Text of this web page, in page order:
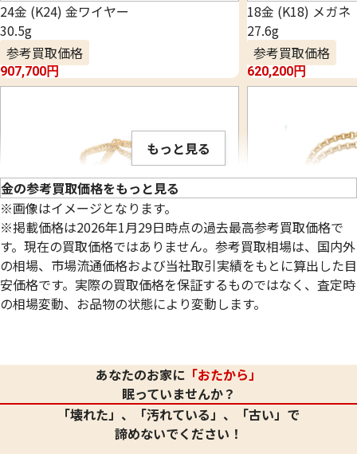
24金 (K24) 金ワイヤー
30.5g
参考買取価格
907,700円
18金 (K18) メガネ
27.6g
参考買取価格
620,200円
もっと見る
金の参考買取価格をもっと見る
※画像はイメージとなります。
※掲載価格は2026年1月29日時点の過去最高参考買取価格で
す。現在の買取価格ではありません。参考買取相場は、国内外
の相場、市場流通価格および当社取引実績をもとに算出した目
安価格です。実際の買取価格を保証するものではなく、査定時
の相場変動、お品物の状態により変動します。
あなたのお家に 「おたから」
眠っていませんか？
「壊れた」、「汚れている」、「古い」で
諦めないでください！